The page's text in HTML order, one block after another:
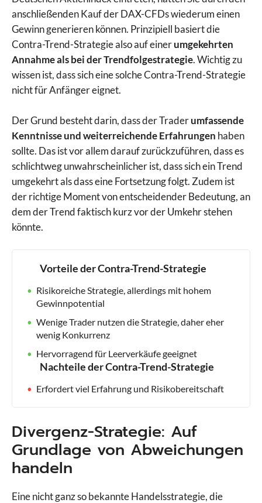
anschließenden Kauf der DAX-CFDs wiederum einen
Gewinn generieren können. Prinzipiell basiert die
Contra-Trend-Strategie also auf einerumgekehrten
Annahme als bei der Trendfolgestrategie. Wichtig zu
wissen ist, dass sich eine solche Contra-Trend-Strategie
nicht für Anfänger eignet.
Der Grund besteht darin, dass der Traderumfassende
Kenntnisse und weiterreichende Erfahrungen haben
sollte. Das ist vor allem darauf zurückzuführen, dass es
schlichtweg unwahrscheinlicher ist, dass sich ein Trend
umgekehrt als dass eine Fortsetzung folgt. Zudem ist
der richtige Moment von entscheidender Bedeutung, an
dem der Trend faktisch kurz vor der Umkehr stehen
könnte.
Vorteile der Contra-Trend-Strategie
Risikoreiche Strategie, allerdings mit hohem
Gewinnpotential
Wenige Trader nutzen die Strategie, daher eher
wenig Konkurrenz
Hervorragend für Leerverkäufe geeignet
Nachteile der Contra-Trend-Strategie
Erfordert viel Erfahrung und Risikobereitschaft
Divergenz-Strategie: Auf
Grundlage von Abweichungen
handeln
Eine nicht ganz so bekannte Handelsstrategie, die